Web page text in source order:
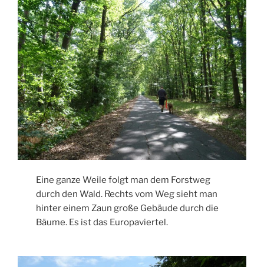
Eine ganze Weile folgt man dem Forstweg
durch den Wald. Rechts vom Weg sieht man
hinter einem Zaun große Gebäude durch die
Bäume. Es ist das Europaviertel.